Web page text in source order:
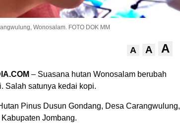
Wonosalam. FOTO DOK MM
A A A
– Suasana hutan Wonosalam berubah
Salah satunya kedai kopi.
Pinus Dusun Gondang, Desa Carangwulung,
Jombang.